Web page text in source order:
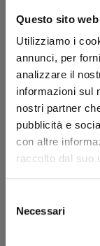
Questo sito
Utilizziamo i
annunci, per
analizzare il
informazioni sul
nostri partner
pubblicità e
con altre
raccolto dal suo
delNecessari